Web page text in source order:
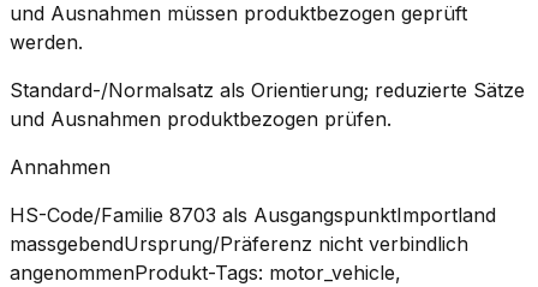
und Ausnahmen müssen produktbezogen geprüft
werden.
Standard-/Normalsatz als Orientierung; reduzierte Sätze
und Ausnahmen produktbezogen prüfen.
Annahmen
HS-Code/Familie 8703 als AusgangspunktImportland
massgebendUrsprung/Präferenz nicht verbindlich
angenommenProdukt-Tags: motor_vehicle,